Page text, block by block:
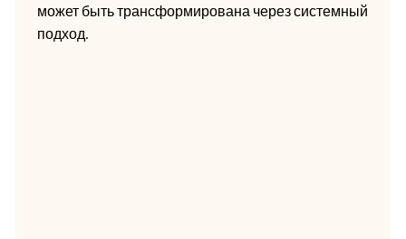
может быть трансформирована через системный
подход.